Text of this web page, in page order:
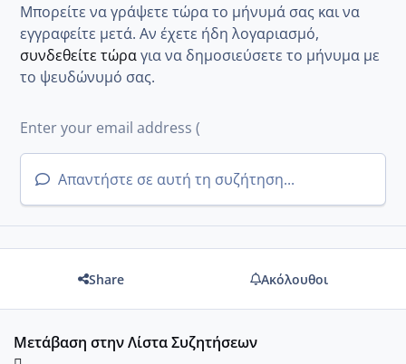
Μπορείτε να γράψετε τώρα το μήνυμά σας και να
εγγραφείτε μετά. Αν έχετε ήδη λογαριασμό,
συνδεθείτε τώραγια να δημοσιεύσετε το μήνυμα με
το ψευδώνυμό σας.
Απαντήστε σε αυτή τη συζήτηση...
Share Ακόλουθοι
Μετάβαση στην Λίστα Συζητήσεων